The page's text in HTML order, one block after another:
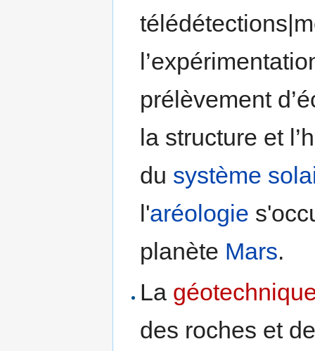
prélèvement
la structure et
du système
l'aréologie
planète Mars.
La
des roches et